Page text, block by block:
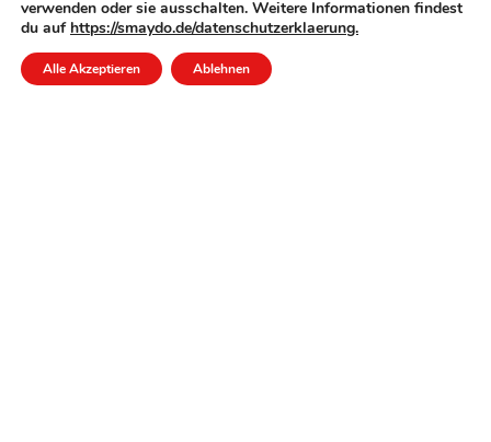
ZUM ANFANG MEIN KONTO
verwenden oder sie ausschalten. Weitere Informationen findest
du auf https://smaydo.de/datenschutzerklaerung.
Alle Akzeptieren Ablehnen